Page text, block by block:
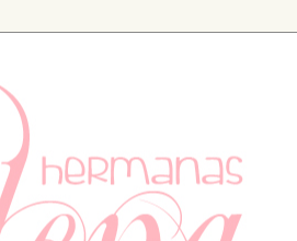
también tenemos un